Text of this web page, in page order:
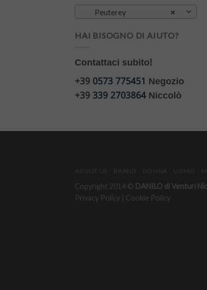
×
Peuterey
HAI BISOGNO DI AIUTO?
Contattaci subito!
+390573 775451 Negozio
+39339 2703864Niccolò
ABOUT US BRAND DONNA UOMO
Copyright 2014 © DANILO di Venturi
Privacy Policy
Cookie Policy